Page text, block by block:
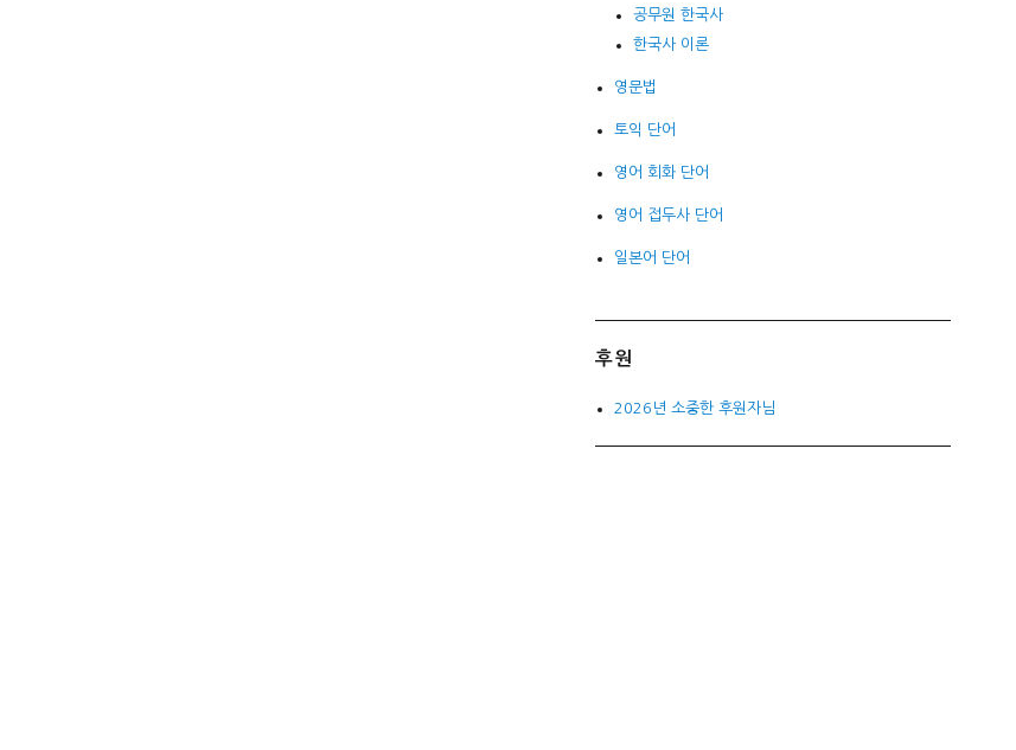
공무원 한국사
한국사 이론
영문법
토익 단어
영어 회화 단어
영어 접두사 단어
일본어 단어
후원
2026년 소중한 후원자님